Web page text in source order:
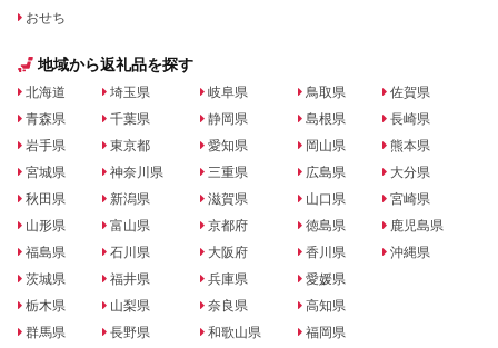
おせち
地域から返礼品を探す
北海道
青森県
岩手県
宮城県
秋田県
山形県
福島県
茨城県
栃木県
群馬県
埼玉県
千葉県
東京都
神奈川県
新潟県
富山県
石川県
福井県
山梨県
長野県
岐阜県
静岡県
愛知県
三重県
滋賀県
京都府
大阪府
兵庫県
奈良県
和歌山県
鳥取県
島根県
岡山県
広島県
山口県
徳島県
香川県
愛媛県
高知県
福岡県
佐賀県
長崎県
熊本県
大分県
宮崎県
鹿児島県
沖縄県